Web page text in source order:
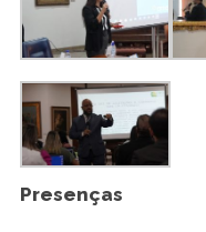
Presenças